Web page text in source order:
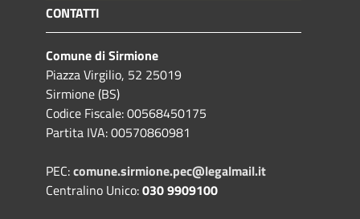
CONTATTI
Comune di Sirmione
Piazza Virgilio, 52 25019
Sirmione (BS)
Codice Fiscale: 00568450175
Partita IVA: 00570860981
PEC:comune.sirmione.pec@legalmail.it
Centralino Unico:030 9909100